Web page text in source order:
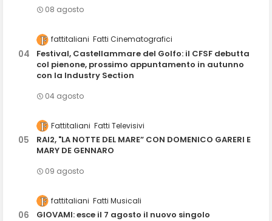
08 agosto
fattitaliani Fatti Cinematografici
Festival, Castellammare del Golfo: il CFSF debutta
col pienone, prossimo appuntamento in autunno
con la Industry Section
04 agosto
Fattitaliani Fatti Televisivi
RAI2, "LA NOTTE DEL MARE” CON DOMENICO GARERI E
MARY DE GENNARO
09 agosto
fattitaliani Fatti Musicali
GIOVAMI: esce il 7 agosto il nuovo singolo